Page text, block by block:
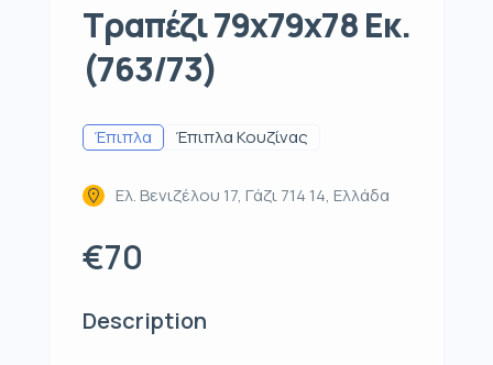
Τραπέζι 79x79x78 Εκ.
(763/73)
Έπιπλα Έπιπλα Κουζίνας
Ελ. Βενιζέλου 17, Γάζι 714 14, Ελλάδα
€70
Description